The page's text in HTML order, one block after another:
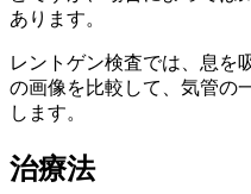
あります。
レントゲン検査では、息を
の画像を比較して、気管の
します。
治療法